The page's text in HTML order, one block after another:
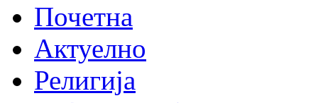
Почетна
Актуелно
Религија